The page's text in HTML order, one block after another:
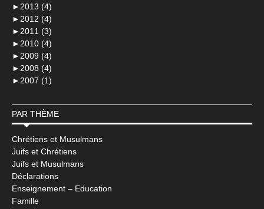
► 2013 (4)
► 2012 (4)
► 2011 (3)
► 2010 (4)
► 2009 (4)
► 2008 (4)
► 2007 (1)
PAR THÈME
Chrétiens et Musulmans
Juifs et Chrétiens
Juifs et Musulmans
Déclarations
Enseignement – Education
Famille